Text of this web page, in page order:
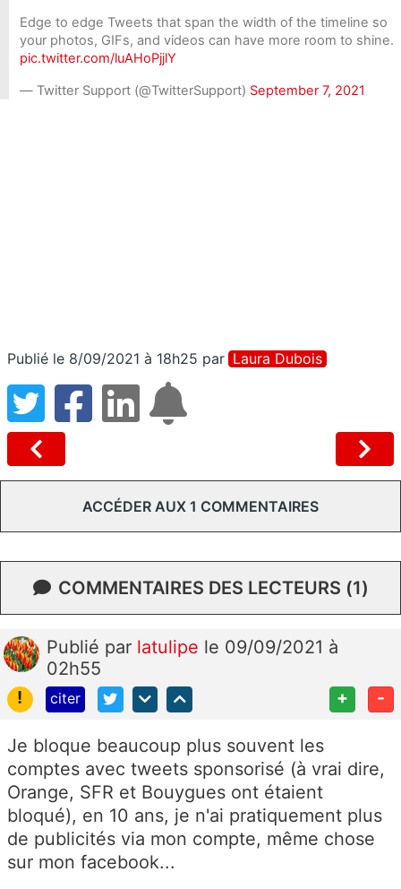
Edge to edge Tweets that span the width of the timeline so
your photos, GIFs, and videos can have more room to shine.
pic.twitter.com/luAHoPjjlY
— Twitter Support (@TwitterSupport) September 7, 2021
Publié le 8/09/2021 à 18h25 par Laura Dubois
ACCÉDER AUX 1 COMMENTAIRES
COMMENTAIRES DES LECTEURS (1)
Publié par latulipe le 09/09/2021 à
02h55
!
citer + -
Je bloque beaucoup plus souvent les
comptes avec tweets sponsorisé (à vrai dire,
Orange, SFR et Bouygues ont étaient
bloqué), en 10 ans, je n'ai pratiquement plus
de publicités via mon compte, même chose
sur mon facebook...